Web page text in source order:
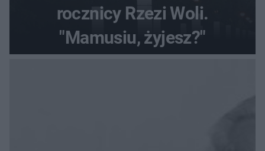
rocznicy Rzezi Woli.
"Mamusiu, żyjesz?"